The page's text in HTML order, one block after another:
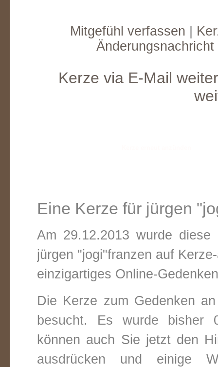
Mitgefühl verfassen
Kerze via E-Mail
Eine Kerze für jürgen
Am 29.12.2013 wurde
jürgen "jogi"franzen auf
einzigartiges Online-
Die Kerze zum Gedenken
besucht. Es wurde bisher
können auch Sie jetzt den
ausdrücken und einige